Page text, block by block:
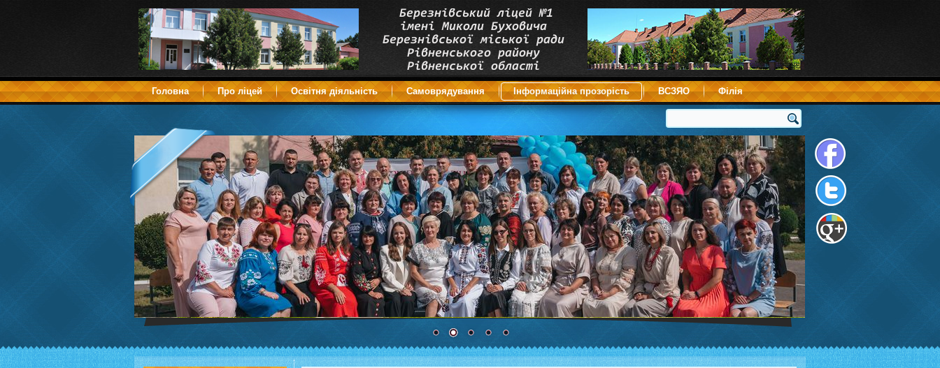
Головна Про ліцей Освітня діяльність Самоврядування Інформаційна прозорість ВСЗЯО Філія